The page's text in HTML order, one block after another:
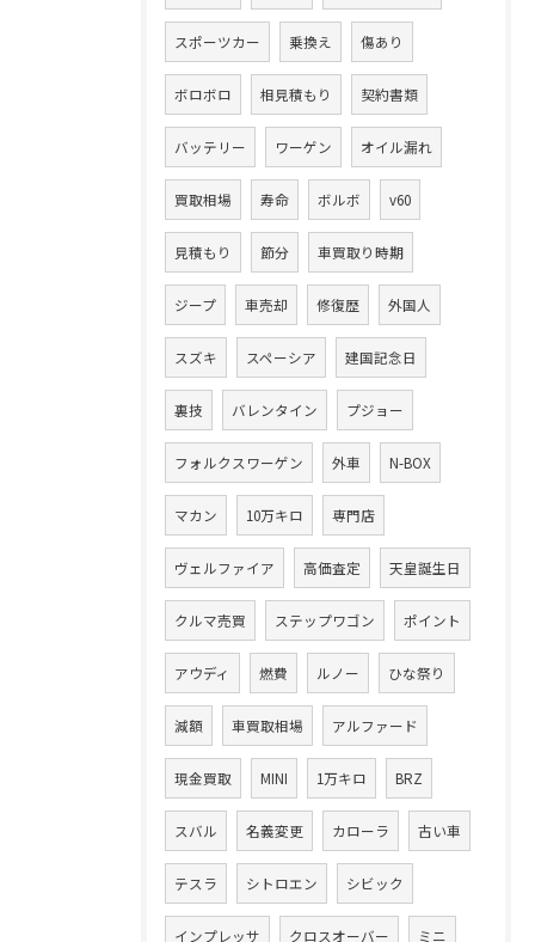
スポーツカー 乗換え 傷あり
ボロボロ 相見積もり 契約書類
バッテリー ワーゲン オイル漏れ
買取相場 寿命 ボルボ v60
見積もり 節分 車買取り時期
ジープ 車売却 修復歴 外国人
スズキ スペーシア 建国記念日
裏技 バレンタイン プジョー
フォルクスワーゲン 外車 N-BOX
マカン 10万キロ 専門店
ヴェルファイア 高価査定 天皇誕生日
クルマ売買 ステップワゴン ポイント
アウディ 燃費 ルノー ひな祭り
減額 車買取相場 アルファード
現金買取 MINI 1万キロ BRZ
スバル 名義変更 カローラ 古い車
テスラ シトロエン シビック
インプレッサ クロスオーバー ミニ